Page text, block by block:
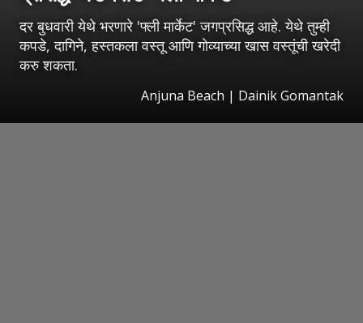
दर बुधवारी येथे भरणारे 'फ्ली मार्केट' जगप्रसिद्ध आहे. येथे तुम्ही
कपडे, दागिने, हस्तकला वस्तू आणि गोव्याच्या खास वस्तूंची खरेदी
करु शकता.
Anjuna Beach | Dainik Gomantak